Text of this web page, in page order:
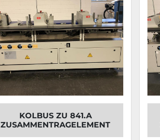
KOLBUS ZU 841.A
ZUSAMMENTRAGELEMENT